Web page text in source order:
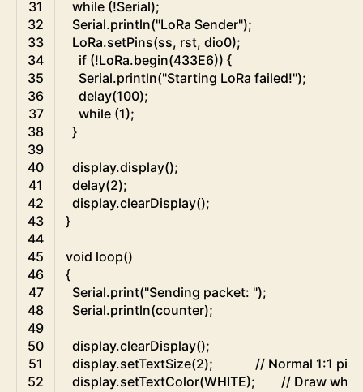
31
32
33
34
35
36
37
38
39
40
41
42
43
44
45
46
47
48
49
50
51
52
while (!Serial);
Serial.println("LoRa Sender");
LoRa.setPins(ss, rst, dio0);
if (!LoRa.begin(433E6)) {
Serial.println("Starting LoRa failed!");
delay(100);
while (1);
}
display.display();
delay(2);
display.clearDisplay();
}
void loop()
{
Serial.print("Sending packet: ");
Serial.println(counter);
display.clearDisplay();
display.setTextSize(2);
// Normal 1:1
display.setTextColor(WHITE);
// Draw